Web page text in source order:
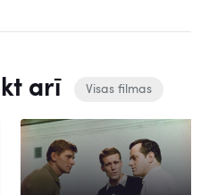
arī Visas filmas